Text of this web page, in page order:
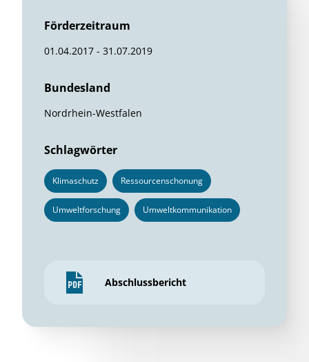
Förderzeitraum
01.04.2017 - 31.07.2019
Bundesland
Nordrhein-Westfalen
Schlagwörter
Klimaschutz Ressourcenschonung
Umweltforschung Umweltkommunikation
Abschlussbericht